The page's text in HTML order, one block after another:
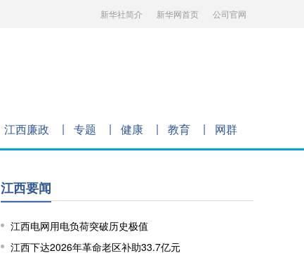
新华社简介 新华网首页 公司官网
江西廉政 专题 健康 教育 网群
江西要闻
江西电网用电负荷突破历史极值
江西下达2026年革命老区补助33.7亿元